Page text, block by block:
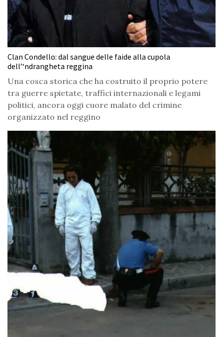
Clan Condello: dal sangue delle faide alla cupola
dell’‘ndrangheta reggina
Una cosca storica che ha costruito il proprio potere
tra guerre spietate, traffici internazionali e legami
politici, ancora oggi cuore malato del crimine
organizzato nel reggino